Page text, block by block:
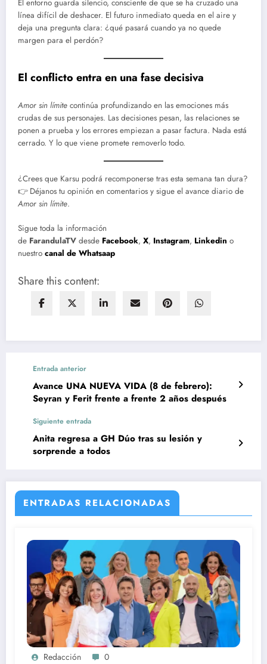
El entorno guarda silencio, consciente de que se ha cruzado una
línea difícil de deshacer. El futuro inmediato queda en el aire y
deja una pregunta clara: ¿qué pasará cuando ya no quede
margen para el perdón?
El conflicto entra en una fase decisiva
Amor sin límite continúa profundizando en las emociones más
crudas de sus personajes. Las decisiones pesan, las relaciones se
ponen a prueba y los errores empiezan a pasar factura. Nada está
cerrado. Y lo que viene promete removerlo todo.
¿Crees que Karsu podrá recomponerse tras esta semana tan dura?
👉 Déjanos tu opinión en comentarios y sigue el avance diario de
Amor sin límite.
Sigue toda la información
de FarandulaTV desde Facebook, X, Instagram, Linkedin o
nuestro canal de Whatsaap
Share this content:
Entrada anterior
Avance UNA NUEVA VIDA (8 de febrero):
Seyran y Ferit frente a frente 2 años después
Siguiente entrada
Anita regresa a GH Dúo tras su lesión y
sorprende a todos
ENTRADAS RELACIONADAS
Redacción 0